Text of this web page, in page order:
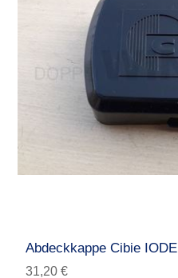
Abdeckkappe Cibie IODE
31,20 €